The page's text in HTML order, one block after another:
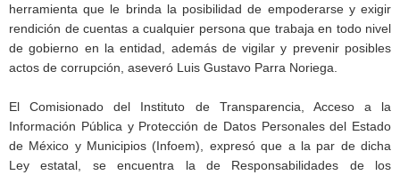
herramienta que le brinda la posibilidad de empoderarse y exigir
rendición de cuentas a cualquier persona que trabaja en todo nivel
de gobierno en la entidad, además de vigilar y prevenir posibles
actos de corrupción, aseveró Luis Gustavo Parra Noriega.
El Comisionado del Instituto de Transparencia, Acceso a la
Información Pública y Protección de Datos Personales del Estado
de México y Municipios (Infoem), expresó que a la par de dicha
Ley estatal, se encuentra la de Responsabilidades de los